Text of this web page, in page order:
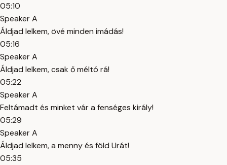
05:10
Speaker A
Áldjad lelkem, övé minden imádás!
05:16
Speaker A
Áldjad lelkem, csak ő méltó rá!
05:22
Speaker A
Feltámadt és minket vár a fenséges király!
05:29
Speaker A
Áldjad lelkem, a menny és föld Urát!
05:35